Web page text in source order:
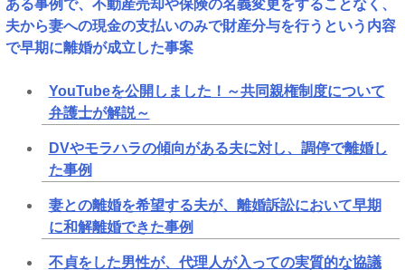
ある事例で、不動産売却や保険の名義変更をすることなく、
夫から妻への現金の支払いのみで財産分与を行うという内容
で早期に離婚が成立した事案
YouTubeを公開しました！～共同親権制度について
弁護士が解説～
DVやモラハラの傾向がある夫に対し、調停で離婚し
た事例
妻との離婚を希望する夫が、離婚訴訟において早期
に和解離婚できた事例
不貞をした男性が、代理人が入っての実質的な協議